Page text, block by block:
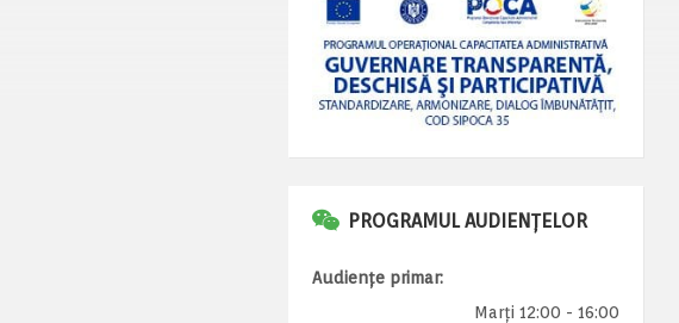
PROGRAMUL AUDIENȚELOR
Audiențe primar:
Marți 12:00 - 16:00